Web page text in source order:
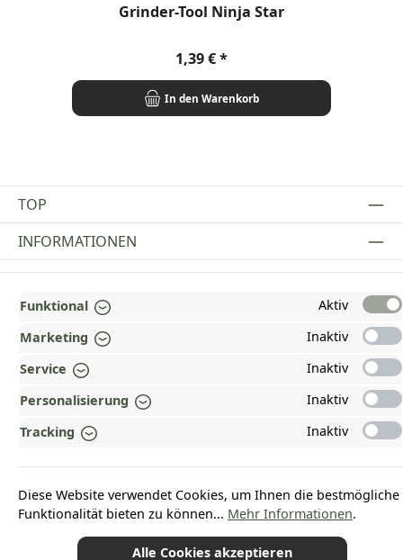
Grinder-Tool Ninja Star
Regulärer Preis:
1,39 €
In den Warenkorb
TOP
Vertrag widerrufen
INFORMATIONEN
GESETZLICHE INFORMATIONEN
ZAHLUNGS- UND VERSANDARTEN
AUSGEZEICHNET UND ZERTIFIZIERT!
WARUM HEAD-SHOP.DE?
UNSERE COMMUNITIES
Funktional
Aktiv
Marketing
Inaktiv
Service
Inaktiv
Personalisierung
Inaktiv
Tracking
Inaktiv
Diese Website verwendet Cookies, um Ihnen die bestmögliche
Funktionalität bieten zu können... Mehr Informationen.
Alle Cookies akzeptieren